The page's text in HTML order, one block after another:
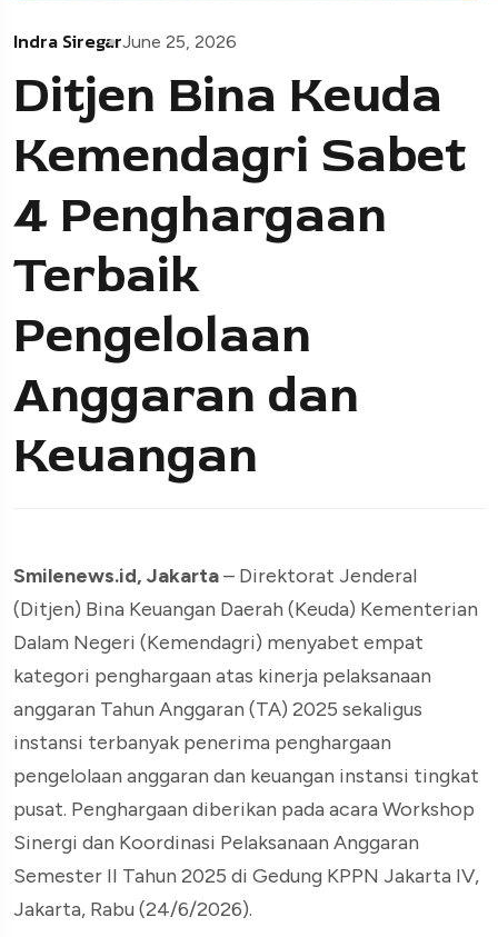
Indra SiregarJune 25, 2026
Ditjen Bina Keuda
Kemendagri Sabet
4 Penghargaan
Terbaik
Pengelolaan
Anggaran dan
Keuangan
Smilenews.id, Jakarta– Direktorat Jenderal
(Ditjen) Bina Keuangan Daerah (Keuda) Kementerian
Dalam Negeri (Kemendagri) menyabet empat
kategori penghargaan atas kinerja pelaksanaan
anggaran Tahun Anggaran (TA) 2025 sekaligus
instansi terbanyak penerima penghargaan
pengelolaan anggaran dan keuangan instansi tingkat
pusat. Penghargaan diberikan pada acara Workshop
Sinergi dan Koordinasi Pelaksanaan Anggaran
Semester II Tahun 2025 di Gedung KPPN Jakarta IV,
Jakarta, Rabu (24/6/2026).